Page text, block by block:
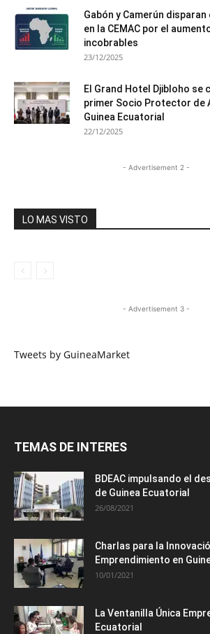
Gabón y Camerún
en la CEMAC por el
incobrables
23/12/2025
El Grand Hotel Djibloho se
primer Socio Protector de
Guinea Ecuatorial
22/12/2025
- Advertisement 2 -
LO MAS VISTO
- Advertisement 3 -
Tweets by GuineaMarket
TEMAS DE INTERES
BDEAC impulsando el
de Guinea Ecuatorial
26/08/2021
Charlas para la
Emprendimiento en
10/01/2021
La Ventanilla Única
Ecuatorial